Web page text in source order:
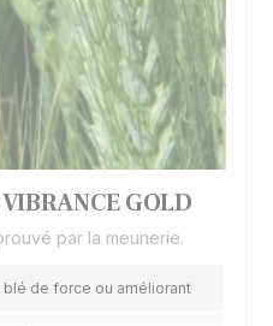
GOLD
par la meunerie.
blé de force ou améliorant